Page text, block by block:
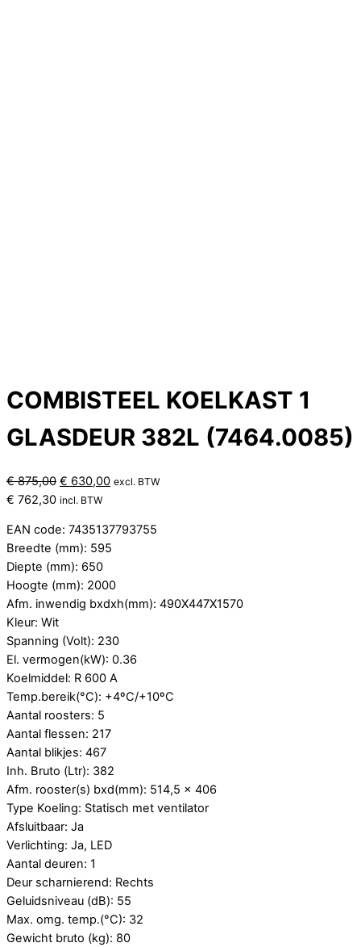
COMBISTEEL KOELKAST 1
GLASDEUR 382L (7464.0085)
€875,00 Oorspronkelijke
prijs
€ 875,00.
€ 630,00Huidige
€ 630,00.
excl. BTW
€ 762,30 incl. BTW
EAN code: 7435137793755
Breedte (mm): 595
Diepte (mm): 650
Hoogte (mm): 2000
Afm. inwendig bxdxh(mm): 490X447X1570
Kleur: Wit
Spanning (Volt): 230
El. vermogen(kW): 0.36
Koelmiddel: R 600 A
Temp.bereik(°C): +4ºC/+10ºC
Aantal roosters: 5
Aantal flessen: 217
Aantal blikjes: 467
Inh. Bruto (Ltr): 382
Afm. rooster(s) bxd(mm): 514,5 x 406
Type Koeling: Statisch met ventilator
Afsluitbaar: Ja
Verlichting: Ja, LED
Aantal deuren: 1
Deur scharnierend: Rechts
Geluidsniveau (dB): 55
Max. omg. temp.(°C): 32
Gewicht bruto (kg): 80